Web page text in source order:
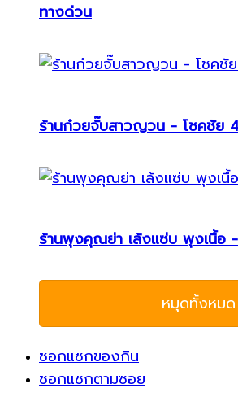
ทางด่วน
ร้านก๋วยจั๊บสาวญวน - โชคชัย
ร้านพุงคุณย่า เล้งแซ่บ พุงเนื้อ
หมุดทั้งหมด
ซอกแซกของกิน
ซอกแซกตามซอย